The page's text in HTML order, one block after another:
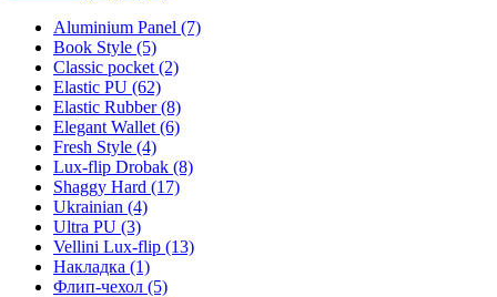
Aluminium Panel (7)
Book Style (5)
Classic pocket (2)
Elastic PU (62)
Elastic Rubber (8)
Elegant Wallet (6)
Fresh Style (4)
Lux-flip Drobak (8)
Shaggy Hard (17)
Ukrainian (4)
Ultra PU (3)
Vellini Lux-flip (13)
Накладка (1)
Флип-чехол (5)